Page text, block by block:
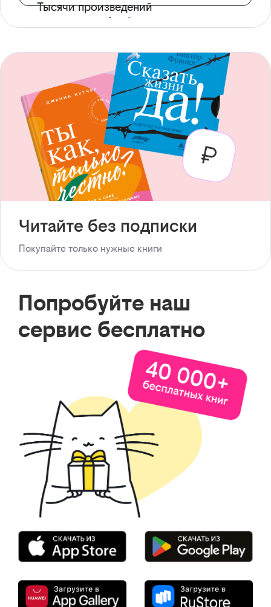
Тысячи произведений
с доступом офлайн
Читайте без подписки
Покупайте только нужные книги
Попробуйте наш
сервис бесплатно